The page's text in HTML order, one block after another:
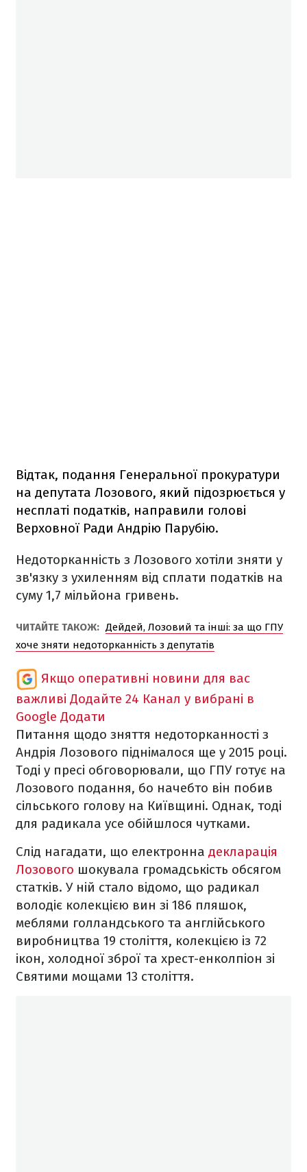
Відтак, подання Генеральної прокуратури
на депутата Лозового, який підозрюється у
несплаті податків, направили голові
Верховної Ради Андрію Парубію.
Недоторканність з Лозового хотіли зняти у
зв'язку з ухиленням від сплати податків на
суму 1,7 мільйона гривень.
ЧИТАЙТЕ ТАКОЖ: Дейдей, Лозовий та інші: за що ГПУ
хоче зняти недоторканність з депутатів
Якщо оперативні новини для вас
важливі Додайте 24 Канал у вибрані в
Google Додати
Питання щодо зняття недоторканності з
Андрія Лозового піднімалося ще у 2015 році.
Тоді у пресі обговорювали, що ГПУ готує на
Лозового подання, бо начебто він побив
сільського голову на Київщині. Однак, тоді
для радикала усе обійшлося чутками.
Слід нагадати, що електронна декларація
Лозового шокувала громадськість обсягом
статків. У ній стало відомо, що радикал
володіє колекцією вин зі 186 пляшок,
меблями голландського та англійського
виробництва 19 століття, колекцією із 72
ікон, холодної зброї та хрест-енколпіон зі
Святими мощами 13 століття.